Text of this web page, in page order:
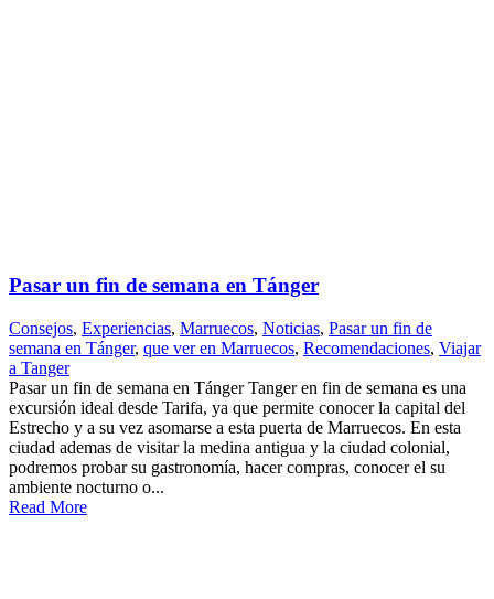
Pasar un fin de semana en Tánger
Consejos, Experiencias, Marruecos, Noticias, Pasar un fin de
semana en Tánger, que ver en Marruecos, Recomendaciones, Viajar
a Tanger
Pasar un fin de semana en Tánger Tanger en fin de semana es una
excursión ideal desde Tarifa, ya que permite conocer la capital del
Estrecho y a su vez asomarse a esta puerta de Marruecos. En esta
ciudad ademas de visitar la medina antigua y la ciudad colonial,
podremos probar su gastronomía, hacer compras, conocer el su
ambiente nocturno o...
Read More